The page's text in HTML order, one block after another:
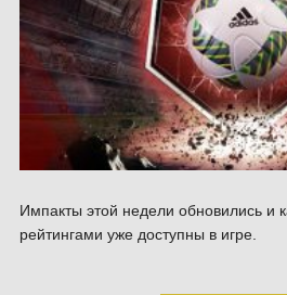
Импакты этой недели обновились и
рейтингами уже доступны в игре.